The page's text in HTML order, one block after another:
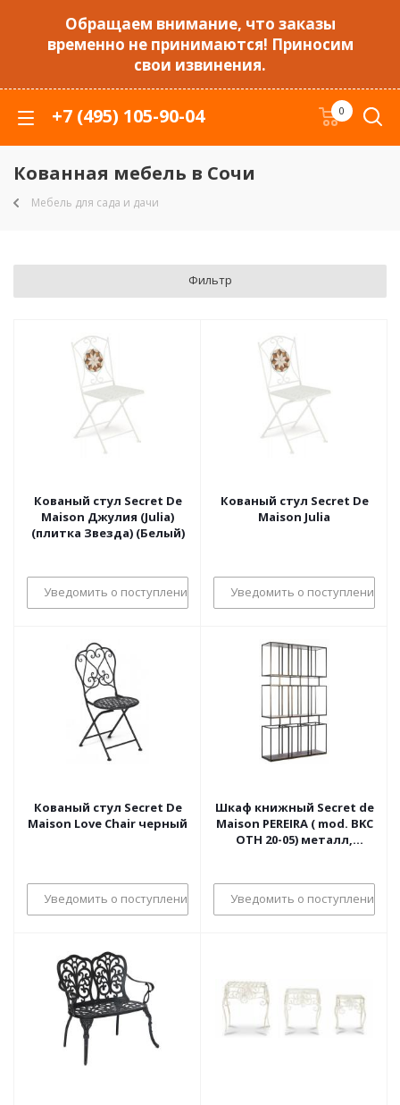
Обращаем внимание, что заказы
временно не принимаются! Приносим
свои извинения.
+7 (495) 105-90-04 0
Кованная мебель в Сочи
Мебель для сада и дачи
Фильтр
Кованый стул Secret De
Maison Джулия (Julia)
(плитка Звезда) (Белый)
Уведомить о поступлении
Кованый стул Secret De
Maison Julia
Уведомить о поступлении
Кованый стул Secret De
Maison Love Chair черный
Уведомить о поступлении
Шкаф книжный Secret de
Maison PEREIRA ( mod. BKC
OTH 20-05) металл,
Уведомить о поступлении